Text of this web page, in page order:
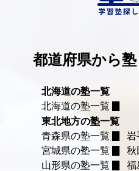
都道府県から
北海道の塾一覧
北海道の塾一覧
東北地方の塾一覧
青森県の塾一覧
岩
宮城県の塾一覧
秋
山形県の塾一覧
福